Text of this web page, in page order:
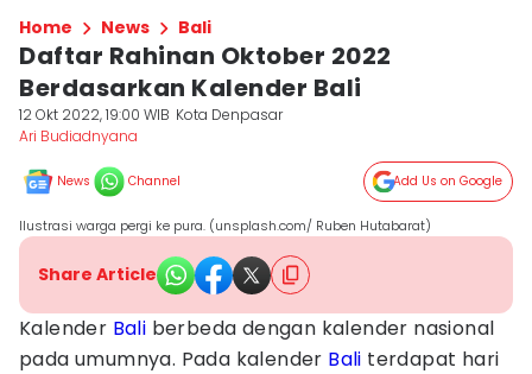
Home News Bali
Daftar Rahinan Oktober 2022
Berdasarkan Kalender Bali
12 Okt 2022, 19:00 WIB Kota Denpasar
Ari Budiadnyana
News Channel Add Us on Google
Ilustrasi warga pergi ke pura. (unsplash.com/ Ruben Hutabarat)
Share Article
Kalender Bali berbeda dengan kalender nasional
pada umumnya. Pada kalender Bali terdapat hari